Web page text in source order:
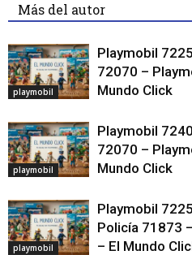
Más del autor
playmobil
Playmobil
72070 –
Mundo Click
playmobil
Playmobil
72070 –
Mundo Click
playmobil
Playmobil
Policía 71873
– El Mundo